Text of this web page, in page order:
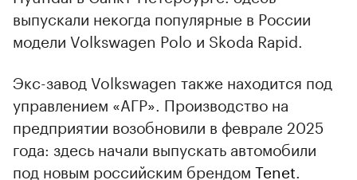
выпускали некогда популярные в России
модели Volkswagen Polo и Skoda Rapid.
Экс-завод Volkswagen также находится под
управлением «АГР». Производство на
предприятии возобновили в феврале 2025
года: здесь начали выпускать автомобили
под новым российским брендом Tenet.